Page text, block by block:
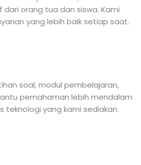
orang tua dan siswa. Kami
yang lebih baik setiap saat.
soal, modul pembelajaran,
pemahaman lebih mendalam
teknologi yang kami sediakan.